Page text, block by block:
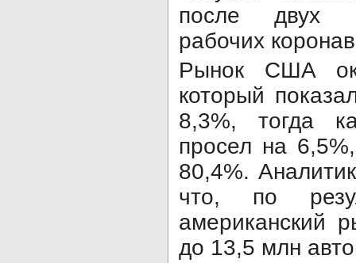
после двух
рабочих
Рынок США
который
8,3%, тогда
просел на
80,4%.
что, по
американский
до 13,5 млн